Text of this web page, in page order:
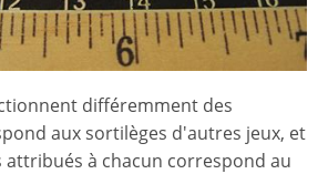
différemment des
aux sortilèges d'autres jeux, et
à chacun correspond au